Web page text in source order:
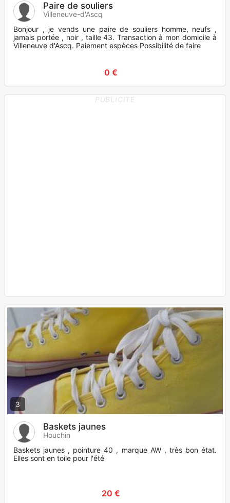
Paire de souliers
Villeneuve-d'Ascq
Bonjour , je vends une paire de souliers homme, neufs ,
jamais portée , noir , taille 43. Transaction à mon domicile à
Villeneuve d'Ascq. Paiement espèces Possibilité de faire
0 €
PUBLICITE
3
Baskets jaunes
Houchin
Baskets jaunes , pointure 40 , marque AW , très bon état.
Elles sont en toile pour l'été
20 €